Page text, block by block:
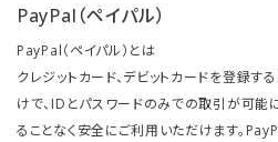
PayPal（ペイパル）
PayPal（ペイパル）とは
クレジットカード、デビットカードを登録
けで、IDとパスワードのみでの取引が可能
ることなく安全にご利用いただけます。